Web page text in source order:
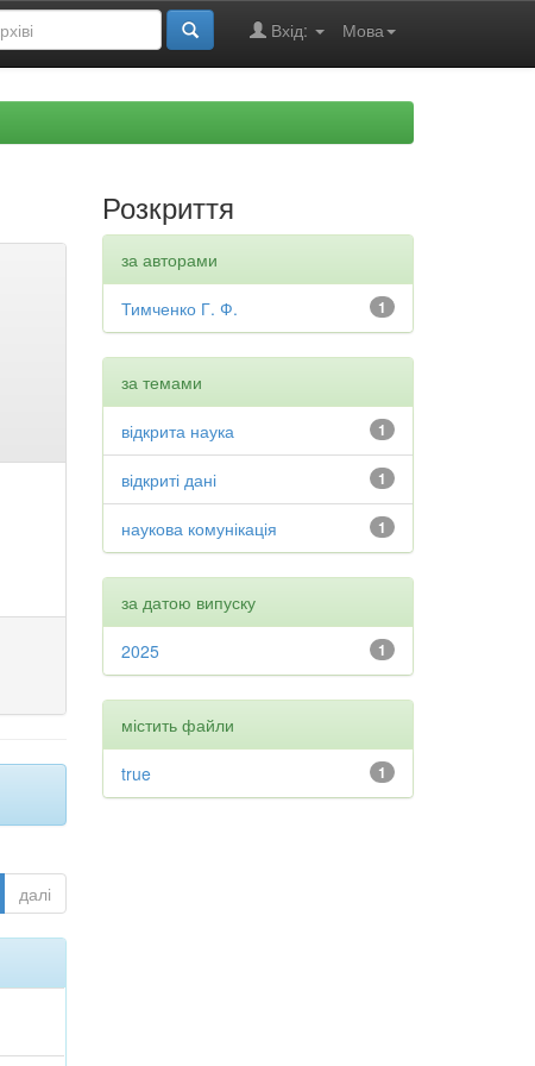
Мова
Вхід:
далі
Розкриття
за авторами
1
Тимченко Г. Ф.
за темами
1
відкрита наука
1
відкриті дані
1
наукова комунікація
за датою випуску
1
2025
містить файли
1
true